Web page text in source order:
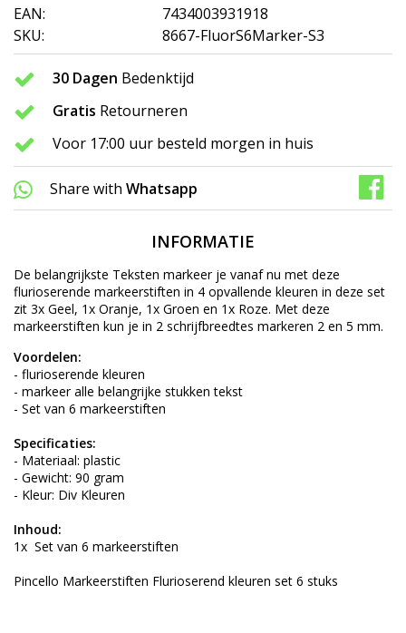
EAN:
7434003931918
SKU:
8667-FluorS6Marker-S3
30 Dagen Bedenktijd
Gratis Retourneren
Voor 17:00 uur besteld morgen in huis
Share with Whatsapp
INFORMATIE
De belangrijkste Teksten markeer je vanaf nu met deze
flurioserende markeerstiften in 4 opvallende kleuren in deze set
zit 3x Geel, 1x Oranje, 1x Groen en 1x Roze. Met deze
markeerstiften kun je in 2 schrijfbreedtes markeren 2 en 5 mm.
Voordelen:
- flurioserende kleuren
- markeer alle belangrijke stukken tekst
- Set van 6 markeerstiften
Specificaties:
- Materiaal: plastic
- Gewicht: 90 gram
- Kleur: Div Kleuren
Inhoud:
1x Set van 6 markeerstiften
Pincello Markeerstiften Flurioserend kleuren set 6 stuks